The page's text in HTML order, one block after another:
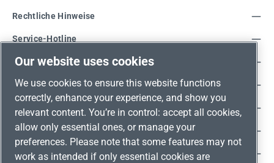
Service-Hotline
Rechtliche Hinweise
Unsere Vorteile
Versandarten
Zahlungsarten
Adresse
Umweltschutz & Partnerschaft
Our website uses cookies
We use cookies to ensure this website functions
correctly, enhance your experience, and show you
relevant content. You’re in control: accept all cookies,
allow only essential ones, or manage your
preferences. Please note that some features may not
work as intended if only essential cookies are